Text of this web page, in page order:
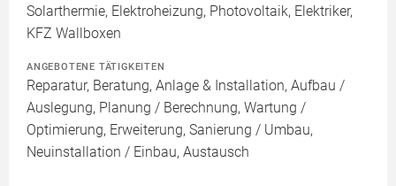
Solarthermie, Elektroheizung, Photovoltaik, Elektriker,
KFZ Wallboxen
ANGEBOTENE TÄTIGKEITEN
Reparatur, Beratung, Anlage & Installation, Aufbau /
Auslegung, Planung / Berechnung, Wartung /
Optimierung, Erweiterung, Sanierung / Umbau,
Neuinstallation / Einbau, Austausch